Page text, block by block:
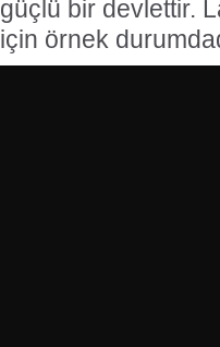
güçlü bir devlettir.
için örnek